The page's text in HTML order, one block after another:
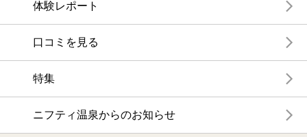
体験レポート
口コミを見る
特集
ニフティ温泉からのお知らせ